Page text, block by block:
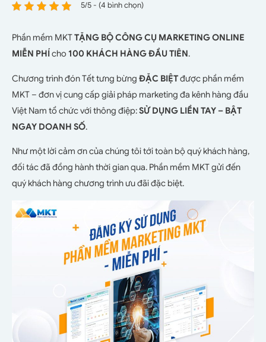
5/5 - (4 bình chọn)
Phần mềm MKTTẶNG BỘ CÔNG CỤ MARKETING ONLINE
MIỄN PHÍcho 100 KHÁCH HÀNG ĐẦU TIÊN.
Chương trình đón Tết tưng bừng ĐẶC BIỆTđược phần mềm
MKT – đơn vị cung cấp giải pháp marketing đa kênh hàng đầu
Việt Nam tổ chức với thông điệp:SỬ DỤNG LIỀN TAY – BẬT
NGAY DOANH SỐ.
Như một lời cảm ơn của chúng tôi tới toàn bộ quý khách hàng,
đối tác đã đồng hành thời gian qua. Phần mềm MKT gửi đến
quý khách hàng chương trình ưu đãi đặc biệt.